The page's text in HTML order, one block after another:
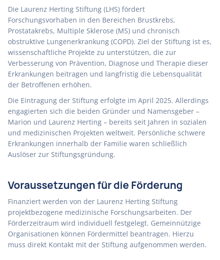
Die Laurenz Herting Stiftung (LHS) fördert
Forschungsvorhaben in den Bereichen Brustkrebs,
Prostatakrebs, Multiple Sklerose (MS) und chronisch
obstruktive Lungenerkrankung (COPD). Ziel der Stiftung ist es,
wissenschaftliche Projekte zu unterstützen, die zur
Verbesserung von Prävention, Diagnose und Therapie dieser
Erkrankungen beitragen und langfristig die Lebensqualität
der Betroffenen erhöhen.
Die Eintragung der Stiftung erfolgte im April 2025. Allerdings
engagierten sich die beiden Gründer und Namensgeber –
Marion und Laurenz Herting – bereits seit Jahren in sozialen
und medizinischen Projekten weltweit. Persönliche schwere
Erkrankungen innerhalb der Familie waren schließlich
Auslöser zur Stiftungsgründung.
Voraussetzungen für die Förderung
Finanziert werden von der Laurenz Herting Stiftung
projektbezogene medizinische Forschungsarbeiten. Der
Förderzeitraum wird individuell festgelegt. Gemeinnützige
Organisationen können Fördermittel beantragen. Hierzu
muss direkt Kontakt mit der Stiftung aufgenommen werden.